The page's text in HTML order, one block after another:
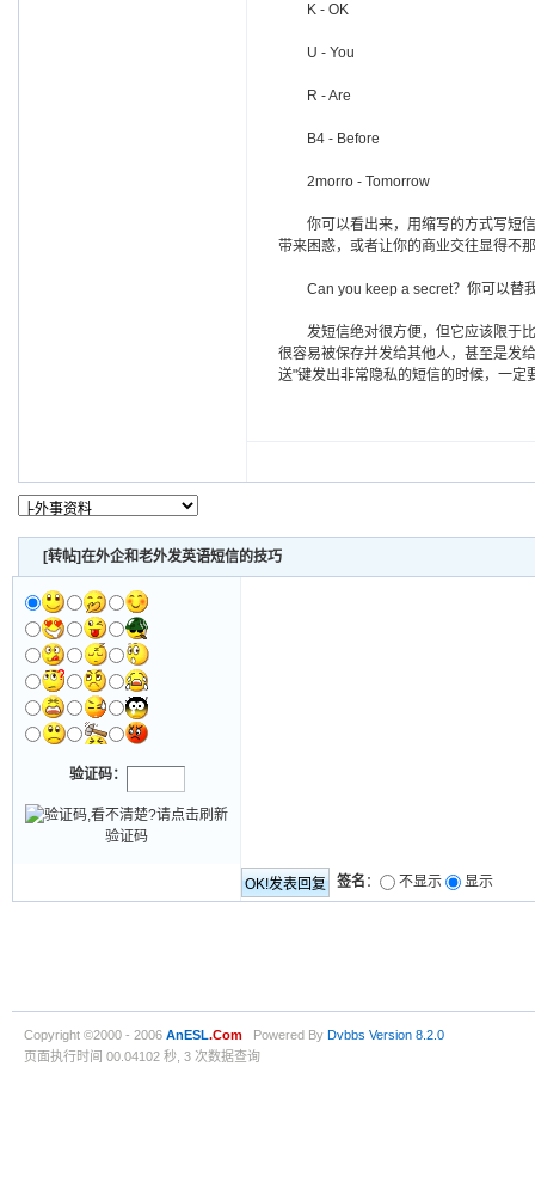
K - OK
U - You
R - Are
B4 - Before
2morro - Tomorrow
你可以看出来，用缩写的方式写短信
带来困惑，或者让你的商业交往显得不
Can you keep a secret？你可以替
发短信绝对很方便，但它应该限于比
很容易被保存并发给其他人，甚至是发
送"键发出非常隐私的短信的时候，一
[转帖]在外企和老外发英语短信的技巧
验证码：
签名 ： 不显示 显示
Copyright ©2000 - 2006 AnESL.Com Powered By Dvbbs Version 8.2.0
页面执行时间 00.04102 秒, 3 次数据查询